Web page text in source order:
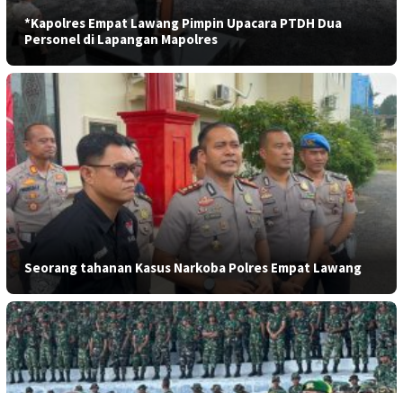
*Kapolres Empat Lawang Pimpin Upacara PTDH Dua
Personel di Lapangan Mapolres
Seorang tahanan Kasus Narkoba Polres Empat Lawang